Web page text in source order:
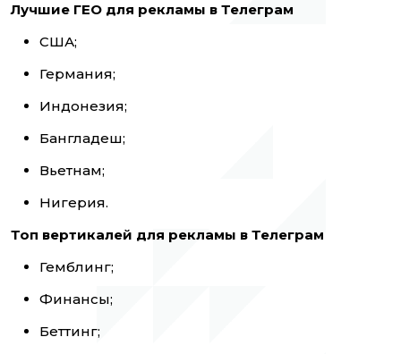
Лучшие ГЕО для рекламы в Телеграм
США;
Германия;
Индонезия;
Бангладеш;
Вьетнам;
Нигерия.
Топ вертикалей для рекламы в Телеграм
Гемблинг;
Финансы;
Беттинг;